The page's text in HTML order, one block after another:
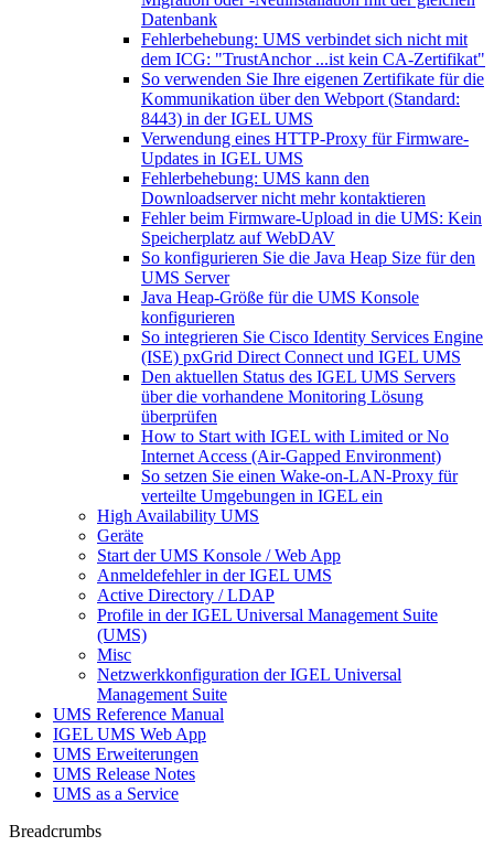
Datenbank
Fehlerbehebung: UMS verbindet sich nicht mit
dem ICG: "TrustAnchor ...ist kein CA-Zertifikat"
So verwenden Sie Ihre eigenen Zertifikate für die
Kommunikation über den Webport (Standard:
8443) in der IGEL UMS
Verwendung eines HTTP-Proxy für Firmware-
Updates in IGEL UMS
Fehlerbehebung: UMS kann den
Downloadserver nicht mehr kontaktieren
Fehler beim Firmware-Upload in die UMS: Kein
Speicherplatz auf WebDAV
So konfigurieren Sie die Java Heap Size für den
UMS Server
Java Heap-Größe für die UMS Konsole
konfigurieren
So integrieren Sie Cisco Identity Services Engine
(ISE) pxGrid Direct Connect und IGEL UMS
Den aktuellen Status des IGEL UMS Servers
über die vorhandene Monitoring Lösung
überprüfen
How to Start with IGEL with Limited or No
Internet Access (Air-Gapped Environment)
So setzen Sie einen Wake-on-LAN-Proxy für
verteilte Umgebungen in IGEL ein
High Availability UMS
Geräte
Start der UMS Konsole / Web App
Anmeldefehler in der IGEL UMS
Active Directory / LDAP
Profile in der IGEL Universal Management Suite
(UMS)
Misc
Netzwerkkonfiguration der IGEL Universal
Management Suite
UMS Reference Manual
IGEL UMS Web App
UMS Erweiterungen
UMS Release Notes
UMS as a Service
Breadcrumbs